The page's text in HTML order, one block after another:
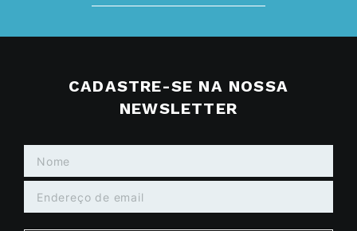
CADASTRE-SE NA NOSSA
NEWSLETTER